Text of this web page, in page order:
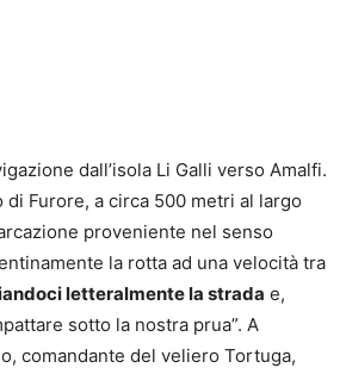
dall’isola Li Galli verso Amalfi.
di Furore, a circa 500 metri al largo
proveniente nel senso
la rotta ad una velocità tra
letteralmente la strada e,
sotto la nostra prua”. A
comandante del veliero Tortuga,